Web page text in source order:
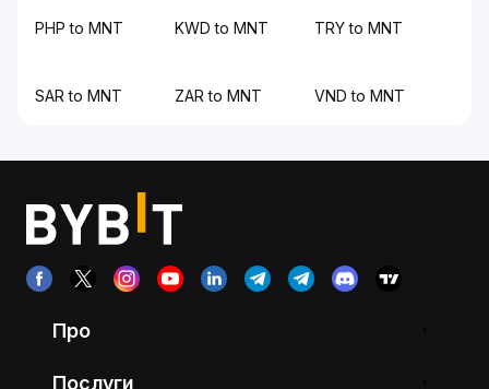
PHP to MNT KWD to MNT TRY to MNT
SAR to MNT ZAR to MNT VND to MNT
Про
Послуги